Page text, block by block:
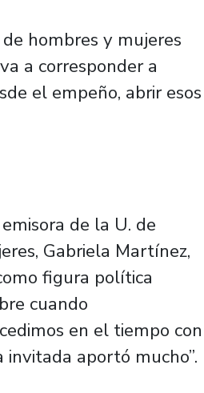
hombres y mujeres
a corresponder a
el empeño, abrir esos
de la U. de
Gabriela Martínez,
figura política
cuando
en el tiempo con
aportó mucho”.